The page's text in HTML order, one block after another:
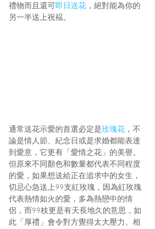
禮物而且還可即日送花 ，絕對能為你的
另一半送上祝褔。
通常送花示愛的首選必定是玫瑰花 ，不
論是情人節、紀念日或是求婚都能表達
到愛意，它更有「愛情之花」的美譽。
但原來不同顏色和數量都代表不同程度
的愛，如果想送給正在追求中的女生，
切忌心急送上99支紅玫瑰，因為紅玫瑰
代表熱情如火的愛，多為熱戀中的情
侶，而99枝更是有天長地久的意思，如
此「厚禮」會令對方覺得太大壓力。相